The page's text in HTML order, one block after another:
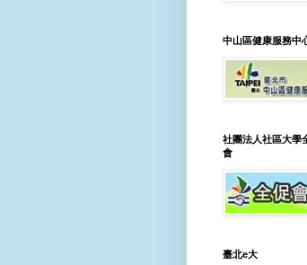
中山區健康服務中
社團法人社區大學
會
臺北e大